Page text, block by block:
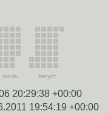
июль август
20:29:38 +00:00
19:54:19 +00:00